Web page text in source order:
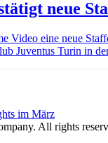
neue
Video eine neue
Juventus Turin in
All rights